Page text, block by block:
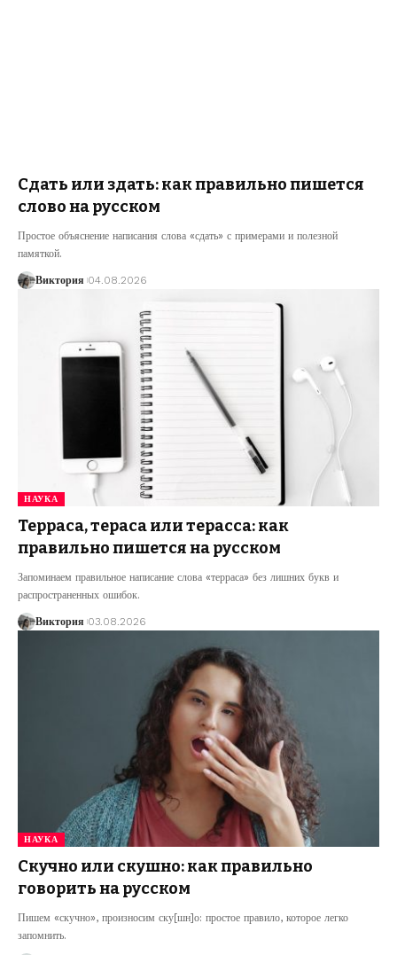
Сдать или здать: как правильно пишется
слово на русском
Простое объяснение написания слова «сдать» с примерами и полезной
памяткой.
Виктория 04.08.2026
НАУКА
Терраса, тераса или терасса: как
правильно пишется на русском
Запоминаем правильное написание слова «терраса» без лишних букв и
распространенных ошибок.
Виктория 03.08.2026
НАУКА
Скучно или скушно: как правильно
говорить на русском
Пишем «скучно», произносим ску[шн]о: простое правило, которое легко
запомнить.